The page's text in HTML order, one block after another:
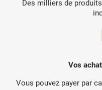
Des milliers de
Vos
Vous pouvez payer par